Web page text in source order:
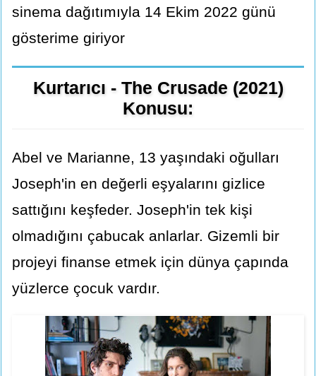
sinema dağıtımıyla 14 Ekim 2022 günü
gösterime giriyor
Kurtarıcı - The Crusade (2021)
Konusu:
Abel ve Marianne, 13 yaşındaki oğulları
Joseph'in en değerli eşyalarını gizlice
sattığını keşfeder. Joseph'in tek kişi
olmadığını çabucak anlarlar. Gizemli bir
projeyi finanse etmek için dünya çapında
yüzlerce çocuk vardır.